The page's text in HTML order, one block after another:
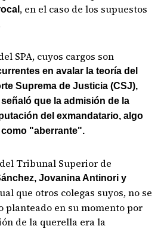
, en el caso de los supuestos
SPA, cuyos cargos son
en avalar la teoría del
Suprema de Justicia (CSJ),
que la admisión de la
del exmandatario, algo
"aberrante".
Tribunal Superior de
Jovanina Antinori y
que otros colegas suyos, no se
en su momento por
de la querella era la